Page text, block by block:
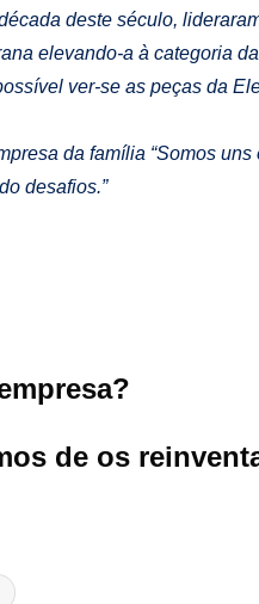
deste século,
elevando-a à categoria
ver-se as peças da
da família “Somos
desafios.”
de os